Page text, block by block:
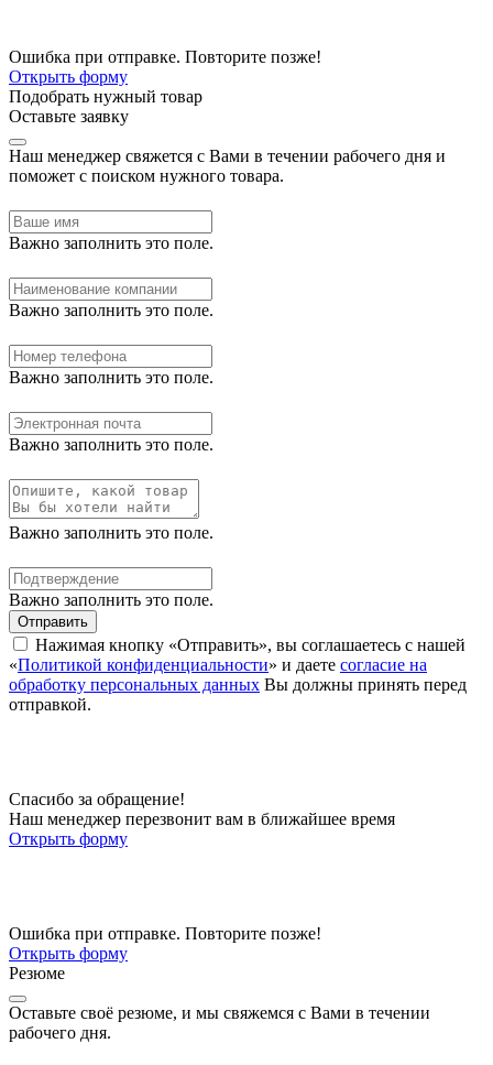
Ошибка при отправке. Повторите позже!
Открыть форму
Подобрать нужный товар
Оставьте заявку
Наш менеджер свяжется с Вами в течении рабочего дня и
поможет с поиском нужного товара.
Важно заполнить это поле.
Важно заполнить это поле.
Важно заполнить это поле.
Важно заполнить это поле.
Важно заполнить это поле.
Важно заполнить это поле.
Отправить
Нажимая кнопку «Отправить», вы соглашаетесь с нашей
«Политикой конфиденциальности» и даете согласие на
обработку персональных данных Вы должны принять перед
отправкой.
Спасибо за обращение!
Наш менеджер перезвонит вам в ближайшее время
Открыть форму
Ошибка при отправке. Повторите позже!
Открыть форму
Резюме
Оставьте своё резюме, и мы свяжемся с Вами в течении
рабочего дня.